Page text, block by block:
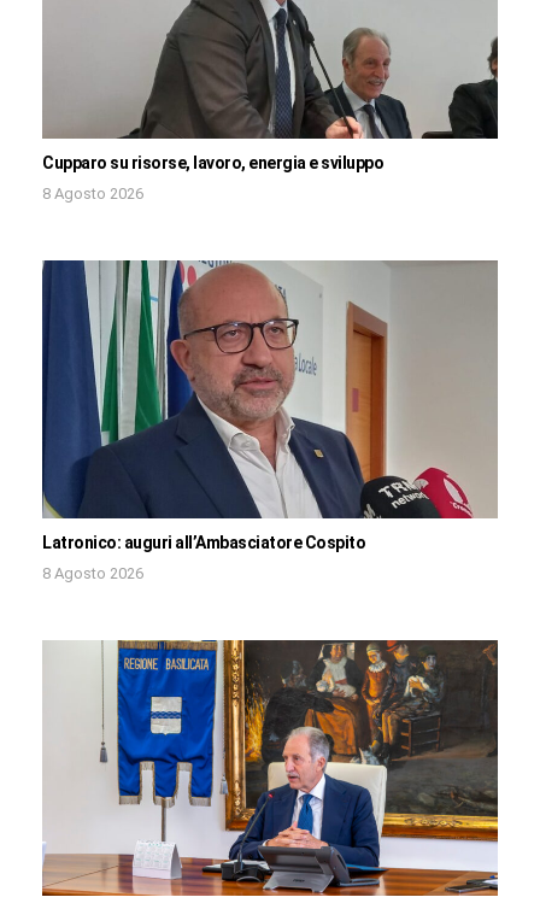
Cupparo su risorse, lavoro, energia e sviluppo
8 Agosto 2026
Latronico: auguri all’Ambasciatore Cospito
8 Agosto 2026